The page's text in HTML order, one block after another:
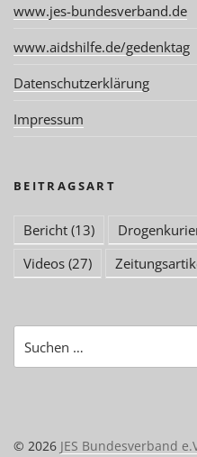
www.jes-bundesverband.de
www.aidshilfe.de/gedenktag
Datenschutzerklärung
Impressum
BEITRAGSART
Bericht (13)
Videos (27)
nach:
© 2026 JES Bundesverband